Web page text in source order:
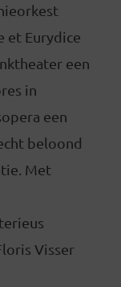
et Eurydice
een
in
een
beloond
Met
Visser